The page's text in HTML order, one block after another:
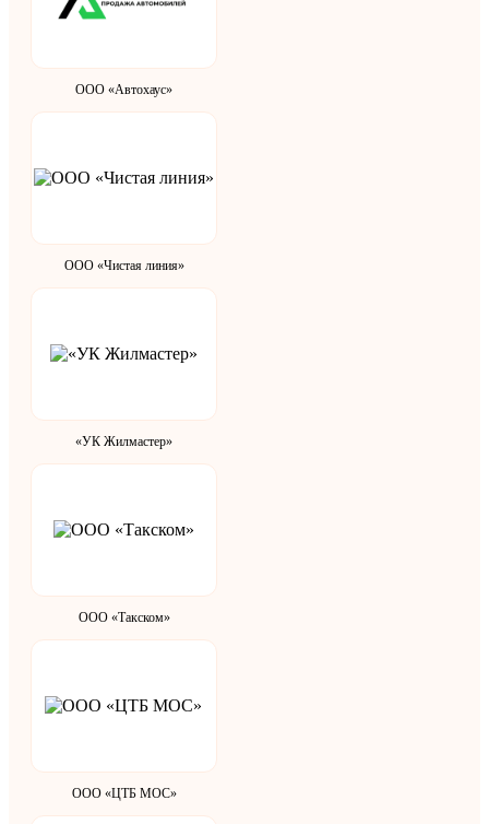
ООО «Автохаус»
ООО «Чистая линия»
«УК Жилмастер»
ООО «Такском»
ООО «ЦТБ МОС»